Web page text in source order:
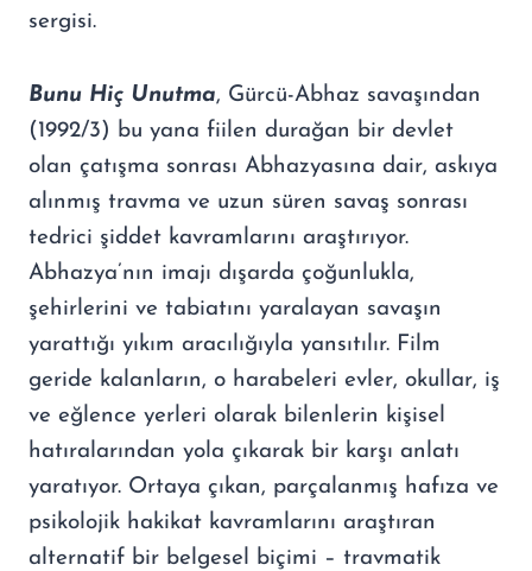
sergisi.
Bunu Hiç Unutma, Gürcü-Abhaz savaşından
(1992/3) bu yana fiilen durağan bir devlet
olan çatışma sonrası Abhazyasına dair, askıya
alınmış travma ve uzun süren savaş sonrası
tedrici şiddet kavramlarını araştırıyor.
Abhazya’nın imajı dışarda çoğunlukla,
şehirlerini ve tabiatını yaralayan savaşın
yarattığı yıkım aracılığıyla yansıtılır. Film
geride kalanların, o harabeleri evler, okullar, iş
ve eğlence yerleri olarak bilenlerin kişisel
hatıralarından yola çıkarak bir karşı anlatı
yaratıyor. Ortaya çıkan, parçalanmış hafıza ve
psikolojik hakikat kavramlarını araştıran
alternatif bir belgesel biçimi – travmatik